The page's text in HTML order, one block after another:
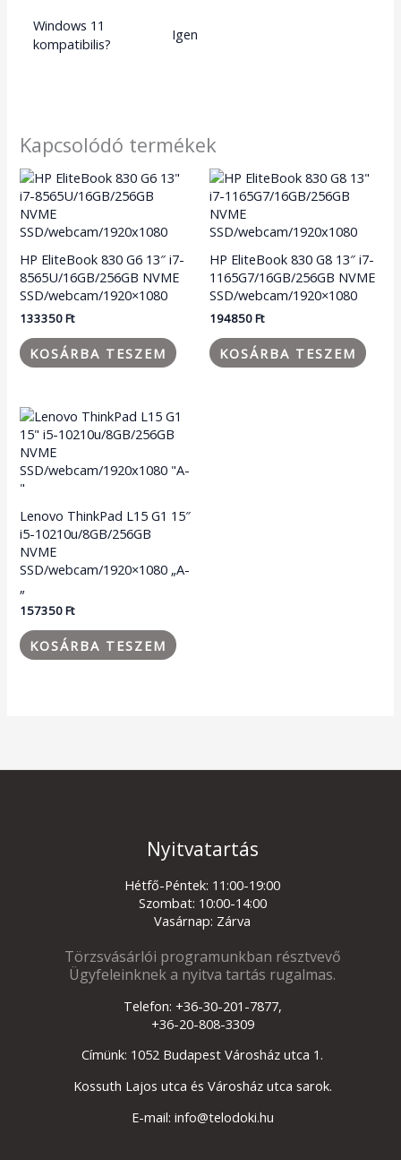
Windows 11
kompatibilis?
Igen
Kapcsolódó termékek
HP EliteBook 830 G6 13″ i7-
8565U/16GB/256GB NVME
SSD/webcam/1920×1080
133350Ft
KOSÁRBA TESZEM
HP EliteBook 830 G8 13″ i7-
1165G7/16GB/256GB NVME
SSD/webcam/1920×1080
194850Ft
KOSÁRBA TESZEM
Lenovo ThinkPad L15 G1 15″
i5-10210u/8GB/256GB
NVME
SSD/webcam/1920×1080 „A-
„
157350Ft
KOSÁRBA TESZEM
Nyitvatartás
Hétfő-Péntek: 11:00-19:00
Szombat: 10:00-14:00
Vasárnap: Zárva
Törzsvásárlói programunkban résztvevő
Ügyfeleinknek a nyitva tartás rugalmas.
Telefon: +36-30-201-7877,
+36-20-808-3309
Címünk: 1052 Budapest Városház utca 1.
Kossuth Lajos utca és Városház utca sarok.
E-mail: info@telodoki.hu